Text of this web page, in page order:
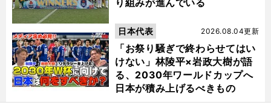
り組みが進んでいる
「お祭り騒ぎで終わらせてはい
けない」林陵平×岩政大樹が語
る、2030年ワールドカップへ
日本が積み上げるべきもの
2026.08.04更新
日本代表